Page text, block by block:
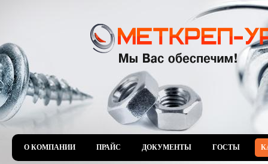
О КОМПАНИИ ПРАЙС ДОКУМЕНТЫ ГОСТЫ